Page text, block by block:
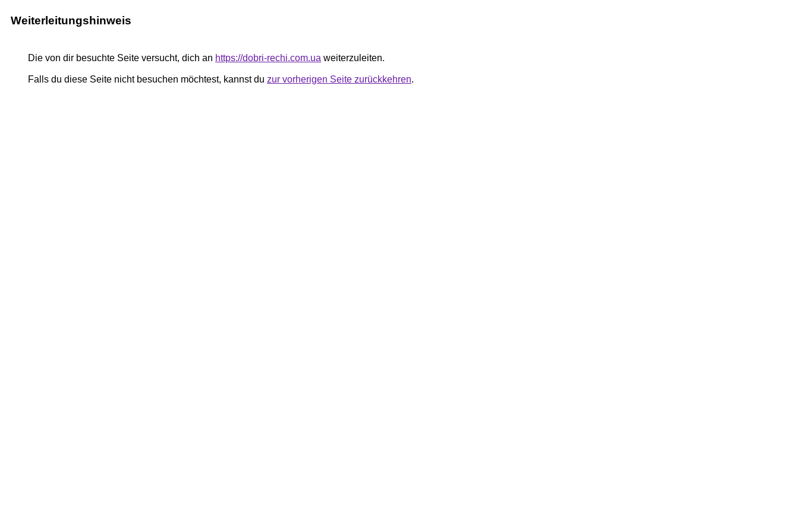
Weiterleitungshinweis
Die von dir besuchte Seite versucht, dich an https://dobri-rechi.com.ua weiterzuleiten.
Falls du diese Seite nicht besuchen möchtest, kannst du zur vorherigen Seite zurückkehren.